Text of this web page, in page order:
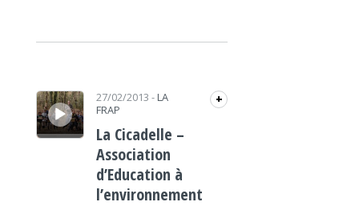
Lecteur audio 27/02/2013 - LA
FRAP
+
La Cicadelle –
Association
d’Education à
l’environnement